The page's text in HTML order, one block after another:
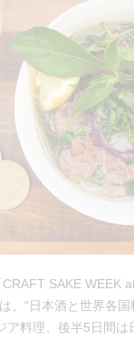
SAKE WEEK
、“日本酒と世界各
ア料理、後半5日間は